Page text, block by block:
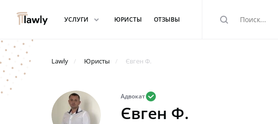
УСЛУГИ arrowdown ЮРИСТЫ ОТЗЫВЫ search
Lawly Юристы Євген Ф.
Адвокатvalid
Євген Ф.